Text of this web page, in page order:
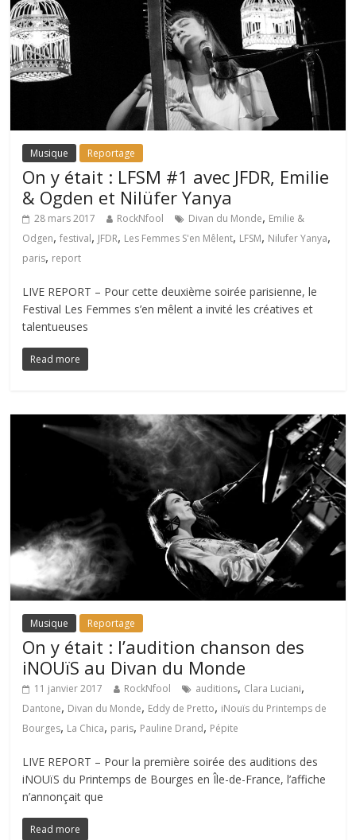
Musique Reportage
On y était : LFSM #1 avec JFDR, Emilie
& Ogden et Nilüfer Yanya
28 mars 2017 RockNfool Divan du Monde, Emilie &
Odgen,festival, JFDR, Les Femmes S'en Mêlent, LFSM, Nilufer Yanya,
paris, report
LIVE REPORT – Pour cette deuxième soirée parisienne, le
Festival Les Femmes s’en mêlent a invité les créatives et
talentueuses
Read more
Musique Reportage
On y était : l’audition chanson des
iNOUïS au Divan du Monde
11 janvier 2017 RockNfool auditions, Clara Luciani,
Dantone, Divan du Monde, Eddy de Pretto, iNouïs du Printemps de
Bourges, La Chica, paris, Pauline Drand, Pépite
LIVE REPORT – Pour la première soirée des auditions des
iNOUïS du Printemps de Bourges en Île-de-France, l’affiche
n’annonçait que
Read more